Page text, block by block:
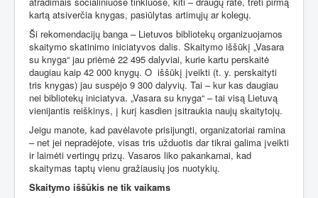
kartą atsiverčia knygas, pasiūlytas artimųjų ar kolegų.
Ši rekomendacijų banga – Lietuvos bibliotekų organizuojamos
skaitymo skatinimo iniciatyvos dalis. Skaitymo iššūkį „Vasara
su knyga“ jau priėmė 22 495 dalyviai, kurie kartu perskaitė
daugiau kaip 42 000 knygų. O iššūkį įveikti (t. y. perskaityti
tris knygas) jau suspėjo 9 300 dalyvių. Tai – kur kas daugiau
nei bibliotekų iniciatyva. „Vasara su knyga“ – tai visą Lietuvą
vienijantis reiškinys, į kurį kasdien įsitraukia naujų skaitytojų.
Jeigu manote, kad pavėlavote prisijungti, organizatoriai ramina
– net jei nepradėjote, visas tris užduotis dar tikrai galima įveikti
ir laimėti vertingų prizų. Vasaros liko pakankamai, kad
skaitymas taptų vienu gražiausių jos nuotykių.
Skaitymo iššūkis ne tik vaikams